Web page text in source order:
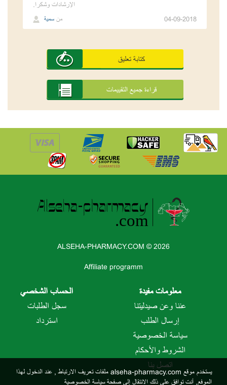
الإرشادات وشكرا.
من سمية 04-09-2018
كتابة تعليق
قراءة جميع التقييمات
ALSEHA-PHARMACY.COM © 2026
Affiliate programm
معلومات مفيدة
عننا وعن صيدليتنا
إرسال الطلب
سياسة الخصوصية
الشروط والأحكام
اتصل بنا
الحساب الشخصي
سجل الطلبات
استرداد
يستخدم موقع alseha-pharmacy.com ملفات تعريف الارتباط
, عند الدخول لهذا
الموفع, أنت توافق على ذلك الانتقال إلى صفحة سياسة الخصوصية